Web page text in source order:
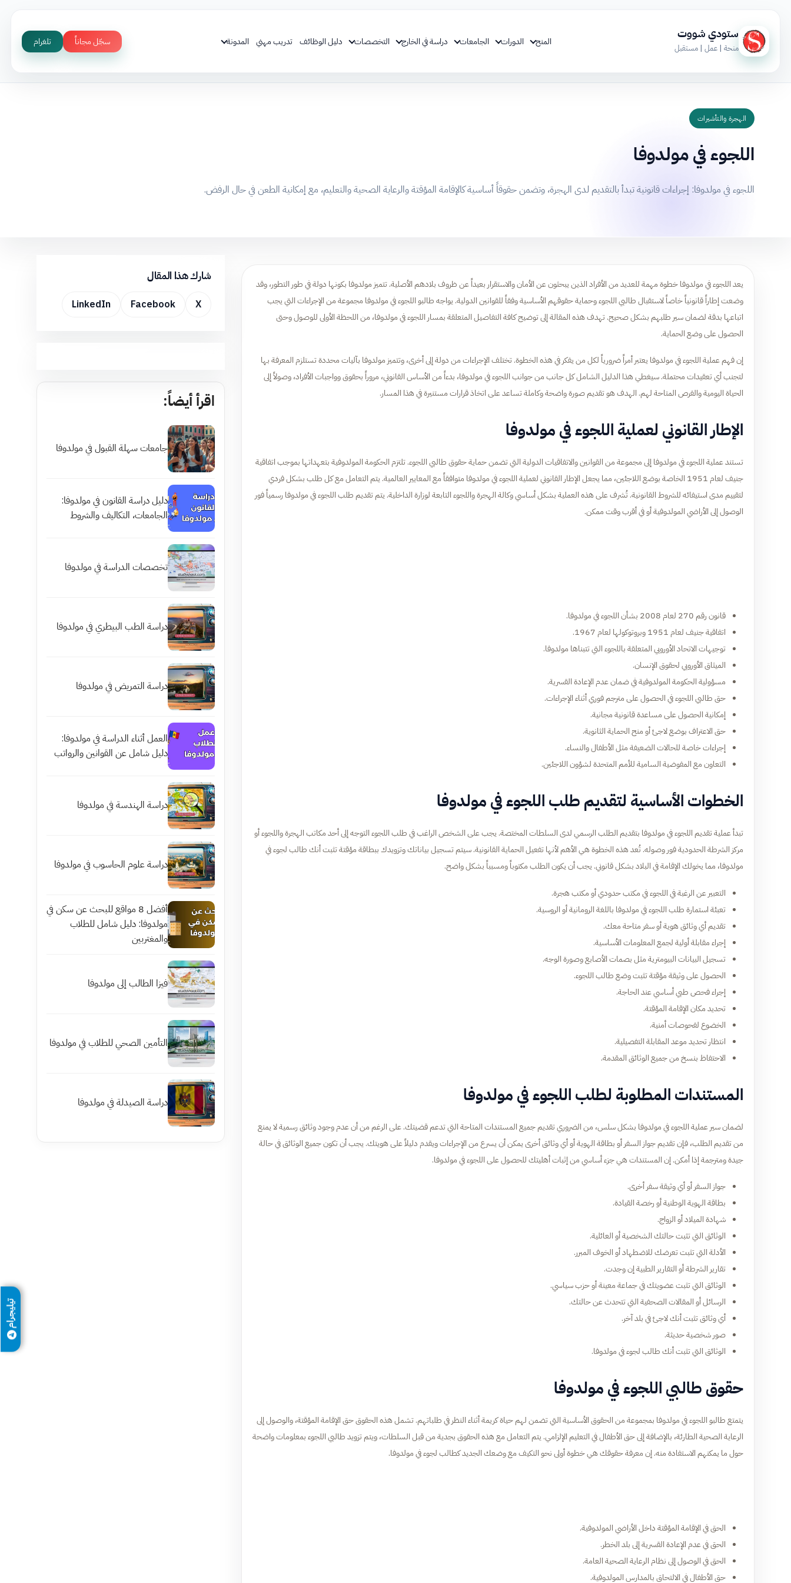
ستودي شووت
منحة | عمل | مستقبل
المنح الدورات الجامعات دراسة في الخارج التخصصات دليل الوظائف تدريب مهني المدونة سجّل مجاناً تلغرام
الهجرة والتأشيرات
اللجوء في مولدوفا
اللجوء في مولدوفا: إجراءات قانونية تبدأ بالتقديم لدى الهجرة، وتضمن حقوقاً أساسية كالإقامة المؤقتة والرعاية الصحية والتعليم، مع إمكانية الطعن في حال الرفض.
يعد اللجوء في مولدوفا خطوة مهمة للعديد من الأفراد الذين يبحثون عن الأمان والاستقرار بعيداً عن ظروف بلادهم الأصلية. تتميز مولدوفا بكونها دولة في طور التطور، وقد
وضعت إطاراً قانونياً خاصاً لاستقبال طالبي اللجوء وحماية حقوقهم الأساسية وفقاً للقوانين الدولية. يواجه طالبو اللجوء في مولدوفا مجموعة من الإجراءات التي يجب
اتباعها بدقة لضمان سير طلبهم بشكل صحيح. تهدف هذه المقالة إلى توضيح كافة التفاصيل المتعلقة بمسار اللجوء في مولدوفا، من اللحظة الأولى للوصول وحتى
الحصول على وضع الحماية.
إن فهم عملية اللجوء في مولدوفا يعتبر أمراً ضرورياً لكل من يفكر في هذه الخطوة. تختلف الإجراءات من دولة إلى أخرى، وتتميز مولدوفا بآليات محددة تستلزم المعرفة بها
لتجنب أي تعقيدات محتملة. سيغطي هذا الدليل الشامل كل جانب من جوانب اللجوء في مولدوفا، بدءاً من الأساس القانوني، مروراً بحقوق وواجبات الأفراد، وصولاً إلى
الحياة اليومية والفرص المتاحة لهم. الهدف هو تقديم صورة واضحة وكاملة تساعد على اتخاذ قرارات مستنيرة في هذا المسار.
الإطار القانوني لعملية اللجوء في مولدوفا
تستند عملية اللجوء في مولدوفا إلى مجموعة من القوانين والاتفاقيات الدولية التي تضمن حماية حقوق طالبي اللجوء. تلتزم الحكومة المولدوفية بتعهداتها بموجب اتفاقية
جنيف لعام 1951 الخاصة بوضع اللاجئين، مما يجعل الإطار القانوني لعملية اللجوء في مولدوفا متوافقاً مع المعايير العالمية. يتم التعامل مع كل طلب بشكل فردي
لتقييم مدى استيفائه للشروط القانونية. تُشرف على هذه العملية بشكل أساسي وكالة الهجرة واللجوء التابعة لوزارة الداخلية. يتم تقديم طلب اللجوء في مولدوفا رسمياً فور
الوصول إلى الأراضي المولدوفية أو في أقرب وقت ممكن.
قانون رقم 270 لعام 2008 بشأن اللجوء في مولدوفا.
اتفاقية جنيف لعام 1951 وبروتوكولها لعام 1967.
توجيهات الاتحاد الأوروبي المتعلقة باللجوء التي تتبناها مولدوفا.
الميثاق الأوروبي لحقوق الإنسان.
مسؤولية الحكومة المولدوفية في ضمان عدم الإعادة القسرية.
حق طالبي اللجوء في الحصول على مترجم فوري أثناء الإجراءات.
إمكانية الحصول على مساعدة قانونية مجانية.
حق الاعتراف بوضع لاجئ أو منح الحماية الثانوية.
إجراءات خاصة للحالات الضعيفة مثل الأطفال والنساء.
التعاون مع المفوضية السامية للأمم المتحدة لشؤون اللاجئين.
الخطوات الأساسية لتقديم طلب اللجوء في مولدوفا
تبدأ عملية تقديم اللجوء في مولدوفا بتقديم الطلب الرسمي لدى السلطات المختصة. يجب على الشخص الراغب في طلب اللجوء التوجه إلى أحد مكاتب الهجرة واللجوء أو
مركز الشرطة الحدودية فور وصوله. تُعد هذه الخطوة هي الأهم لأنها تفعيل الحماية القانونية. سيتم تسجيل بياناتك وتزويدك ببطاقة مؤقتة تثبت أنك طالب لجوء في
مولدوفا، مما يخولك الإقامة في البلاد بشكل قانوني. يجب أن يكون الطلب مكتوباً ومسبباً بشكل واضح.
التعبير عن الرغبة في اللجوء في مكتب حدودي أو مكتب هجرة.
تعبئة استمارة طلب اللجوء في مولدوفا باللغة الرومانية أو الروسية.
تقديم أي وثائق هوية أو سفر متاحة معك.
إجراء مقابلة أولية لجمع المعلومات الأساسية.
تسجيل البيانات البيومترية مثل بصمات الأصابع وصورة الوجه.
الحصول على وثيقة مؤقتة تثبت وضع طالب اللجوء.
إجراء فحص طبي أساسي عند الحاجة.
تحديد مكان الإقامة المؤقتة.
الخضوع لفحوصات أمنية.
انتظار تحديد موعد المقابلة التفصيلية.
الاحتفاظ بنسخ من جميع الوثائق المقدمة.
المستندات المطلوبة لطلب اللجوء في مولدوفا
لضمان سير عملية اللجوء في مولدوفا بشكل سلس، من الضروري تقديم جميع المستندات المتاحة التي تدعم قضيتك. على الرغم من أن عدم وجود وثائق رسمية لا يمنع
من تقديم الطلب، فإن تقديم جواز السفر أو بطاقة الهوية أو أي وثائق أخرى يمكن أن يسرع من الإجراءات ويقدم دليلاً على هويتك. يجب أن تكون جميع الوثائق في حالة
جيدة ومترجمة إذا أمكن. إن المستندات هي جزء أساسي من إثبات أهليتك للحصول على اللجوء في مولدوفا.
جواز السفر أو أي وثيقة سفر أخرى.
بطاقة الهوية الوطنية أو رخصة القيادة.
شهادة الميلاد أو الزواج.
الوثائق التي تثبت حالتك الشخصية أو العائلية.
الأدلة التي تثبت تعرضك للاضطهاد أو الخوف المبرر.
تقارير الشرطة أو التقارير الطبية إن وجدت.
الوثائق التي تثبت عضويتك في جماعة معينة أو حزب سياسي.
الرسائل أو المقالات الصحفية التي تتحدث عن حالتك.
أي وثائق تثبت أنك لاجئ في بلد آخر.
صور شخصية حديثة.
الوثائق التي تثبت أنك طالب لجوء في مولدوفا.
حقوق طالبي اللجوء في مولدوفا
يتمتع طالبو اللجوء في مولدوفا بمجموعة من الحقوق الأساسية التي تضمن لهم حياة كريمة أثناء النظر في طلباتهم. تشمل هذه الحقوق حق الإقامة المؤقتة، والوصول إلى
الرعاية الصحية الطارئة، بالإضافة إلى حق الأطفال في التعليم الإلزامي. يتم التعامل مع هذه الحقوق بجدية من قبل السلطات، ويتم تزويد طالبي اللجوء بمعلومات واضحة
حول ما يمكنهم الاستفادة منه. إن معرفة حقوقك هي خطوة أولى نحو التكيف مع وضعك الجديد كطالب لجوء في مولدوفا.
الحق في الإقامة المؤقتة داخل الأراضي المولدوفية.
الحق في عدم الإعادة القسرية إلى بلد الخطر.
الحق في الوصول إلى نظام الرعاية الصحية العامة.
حق الأطفال في الالتحاق بالمدارس المولدوفية.
شارك هذا المقال
X
Facebook
LinkedIn
اقرأ أيضاً:
جامعات سهلة القبول في مولدوفا
دليل دراسة القانون في مولدوفا:
الجامعات، التكاليف والشروط
تخصصات الدراسة في مولدوفا
دراسة الطب البيطري في مولدوفا
دراسة التمريض في مولدوفا
العمل أثناء الدراسة في مولدوفا:
دليل شامل عن القوانين والرواتب
دراسة الهندسة في مولدوفا
دراسة علوم الحاسوب في مولدوفا
أفضل 8 مواقع للبحث عن سكن في
مولدوفا: دليل شامل للطلاب
والمغتربين
فيزا الطالب إلى مولدوفا
التأمين الصحي للطلاب في مولدوفا
دراسة الصيدلة في مولدوفا
تيليجرام